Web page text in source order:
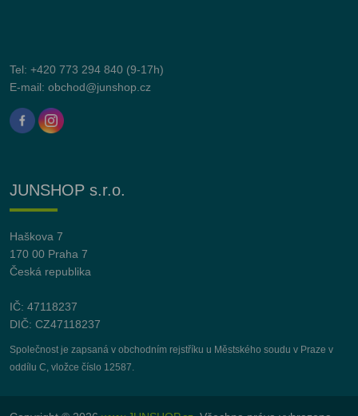
Tel: +420 773 294 840 (9-17h)
E-mail: obchod@junshop.cz
JUNSHOP s.r.o.
Haškova 7
170 00 Praha 7
Česká republika
IČ: 47118237
DIČ: CZ47118237
Společnost je zapsaná v obchodním rejstříku u Městského soudu v Praze v
oddílu C, vložce číslo 12587.